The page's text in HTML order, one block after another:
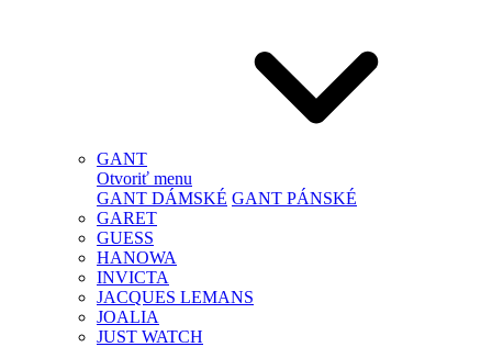
GANT
Otvoriť menu
GANT DÁMSKÉ GANT PÁNSKÉ
GARET
GUESS
HANOWA
INVICTA
JACQUES LEMANS
JOALIA
JUST WATCH